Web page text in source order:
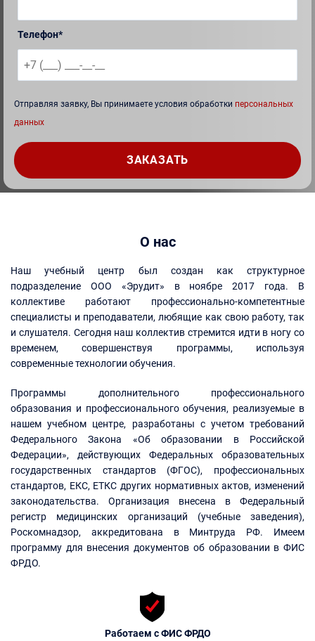
Телефон*
Отправляя заявку, Вы принимаете условия обработки персональных
данных
О нас
Наш учебный центр был создан как структурное
подразделение ООО «Эрудит» в ноябре 2017 года. В
коллективе работают профессионально-компетентные
специалисты и преподаватели, любящие как свою работу, так
и слушателя. Сегодня наш коллектив стремится идти в ногу со
временем, совершенствуя программы, используя
современные технологии обучения.
Программы дополнительного профессионального
образования и профессионального обучения, реализуемые в
нашем учебном центре, разработаны с учетом требований
Федерального Закона «Об образовании в Российской
Федерации», действующих Федеральных образовательных
государственных стандартов (ФГОС), профессиональных
стандартов, ЕКС, ЕТКС других нормативных актов, изменений
законодательства. Организация внесена в Федеральный
регистр медицинских организаций (учебные заведения),
Роскомнадзор, аккредитована в Минтруда РФ. Имеем
программу для внесения документов об образовании в ФИС
ФРДО.
Работаем с ФИС ФРДО